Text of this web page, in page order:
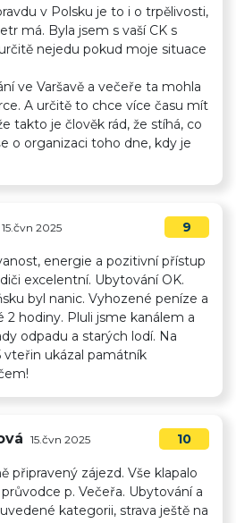
v Polsku je to i o trpělivosti,
má. Byla jsem s vaší CK s
nejedu pokud moje situace
ve Varšavě a večeře ta mohla
A určitě to chce více času mít
takto je člověk rád, že stíhá, co
o organizaci toho dne, kdy je
15.čvn 2025
energie a pozitivní přístup
excelentní. Ubytování OK.
byl nanic. Vyhozené peníze a
2 hodiny. Pluli jsme kanálem a
odpadu a starých lodí. Na
vteřin ukázal památník
9
15.čvn 2025
připravený zájezd. Vše klapalo
p. Večeřa. Ubytování a
kategorii, strava ještě na
10